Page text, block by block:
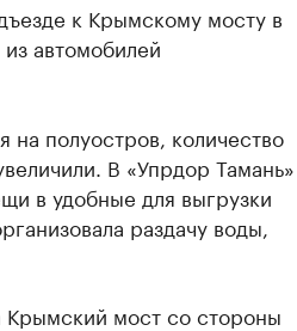
к Крымскому мосту в
автомобилей
полуостров, количество
В «Упрдор Тамань»
в удобные для выгрузки
раздачу воды,
Крымский мост со стороны